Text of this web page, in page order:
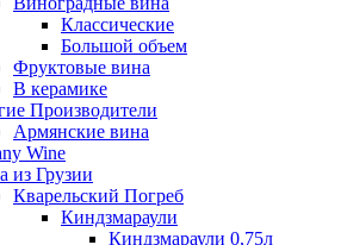
Классические
Большой объем
Фруктовые вина
В керамике
Производители
Армянские вина
Wine
из Грузии
Кварельский Погреб
Киндзмараули
Киндзмараули 0,75л